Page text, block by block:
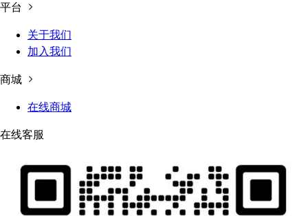
平台
关于我们
加入我们
商城
在线商城
在线客服